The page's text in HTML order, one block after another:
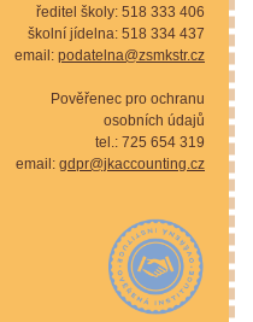
ředitel školy: 518 333 406
školní jídelna: 518 334 437
email: podatelna@zsmkstr.cz
Pověřenec pro ochranu
osobních údajů
tel.: 725 654 319
email: gdpr@jkaccounting.cz